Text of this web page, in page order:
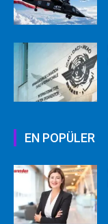
EN POPÜLER